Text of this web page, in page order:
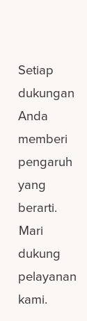
Setiap
dukungan
Anda
memberi
pengaruh
yang
berarti.
Mari
dukung
pelayanan
kami.